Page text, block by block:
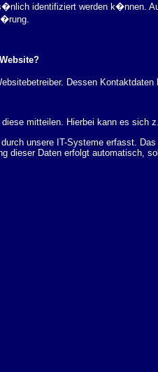
identifiziert werden k�nnen.
Dessen
mitteilen. Hierbei kann es
unsere IT-Systeme erfasst.
dieser Daten erfolgt automatisch,